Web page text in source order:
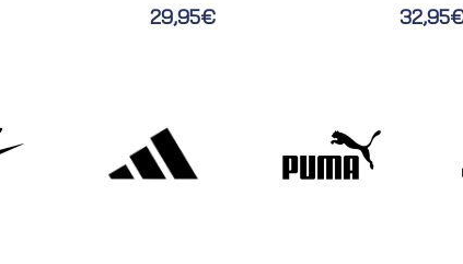
29,95€